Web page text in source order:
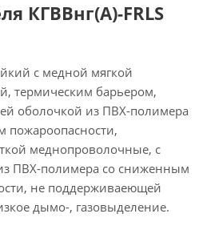
КГВВнг(А)-FRLS
с медной мягкой
термическим барьером,
оболочкой из ПВХ-полимера
пожароопасности,
меднопроволочные, с
ПВХ-полимера со сниженным
не поддерживаеющей
дымо-, газовыделение.